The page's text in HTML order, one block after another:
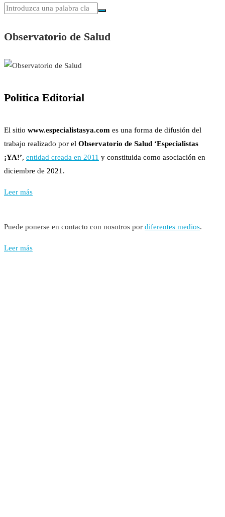
Observatorio de Salud
Política Editorial
El sitio www.especialistasya.com es una forma de difusión del
trabajo realizado por el Observatorio de Salud ‘Especialistas
¡YA!’, entidad creada en 2011 y constituida como asociación en
diciembre de 2021.
Leer más
Puede ponerse en contacto con nosotros por diferentes medios.
Leer más